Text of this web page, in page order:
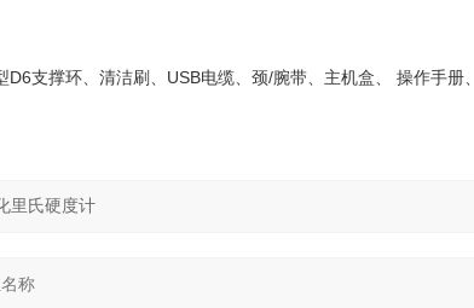
支撑环、清洁刷、USB电缆、颈/腕带、主机盒、 操作手册